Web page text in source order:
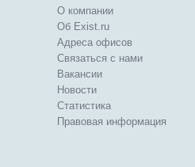
О компании
Об Exist.ru
Адреса офисов
Связаться с нами
Вакансии
Новости
Статистика
Правовая информация